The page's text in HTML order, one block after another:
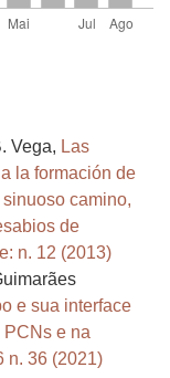
Vega, Las
la formación de
sinuoso camino,
de
n. 12 (2013)
e sua interface
e na
n. 36 (2021)